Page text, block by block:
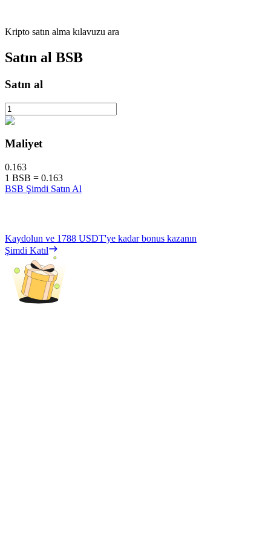
Kripto satın alma kılavuzu ara
Satın al BSB
Satın al
Maliyet
0.163
1 BSB = 0.163
BSB Şimdi Satın Al
Kaydolun ve 1788 USDT'ye kadar bonus kazanın
Şimdi Katıl